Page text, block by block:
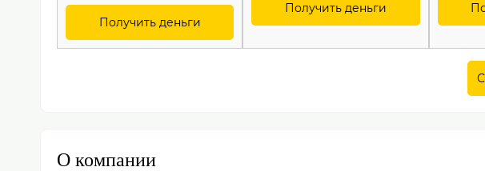
Получить деньги
Получить деньги
О компании